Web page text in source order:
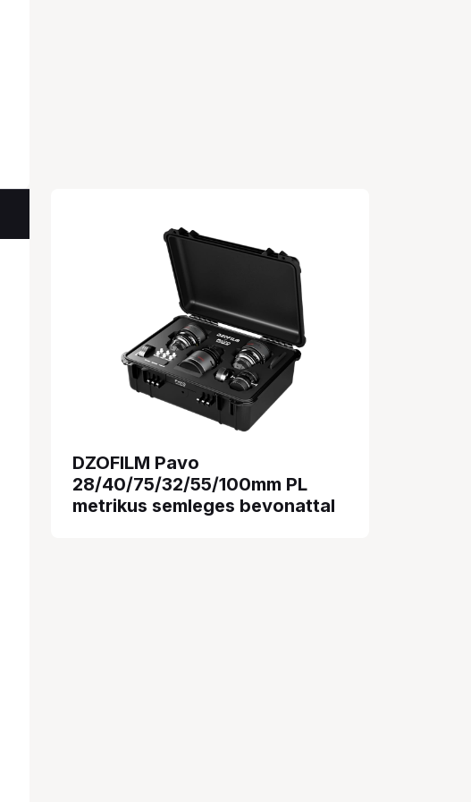
DZOFILM Pavo
28/40/75/32/55/100mm PL
metrikus semleges bevonattal